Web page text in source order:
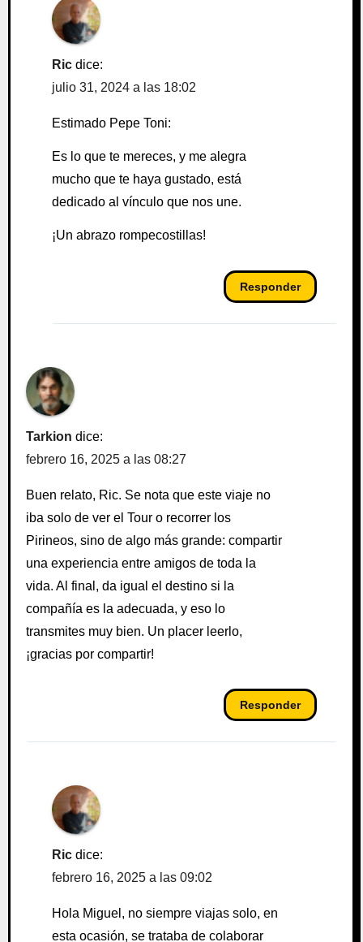
Ric dice:
julio 31, 2024 a las 18:02
Estimado Pepe Toni:
Es lo que te mereces, y me alegra
mucho que te haya gustado, está
dedicado al vínculo que nos une.
¡Un abrazo rompecostillas!
Responder
Tarkion dice:
febrero 16, 2025 a las 08:27
Buen relato, Ric. Se nota que este viaje no
iba solo de ver el Tour o recorrer los
Pirineos, sino de algo más grande: compartir
una experiencia entre amigos de toda la
vida. Al final, da igual el destino si la
compañía es la adecuada, y eso lo
transmites muy bien. Un placer leerlo,
¡gracias por compartir!
Responder
Ric dice:
febrero 16, 2025 a las 09:02
Hola Miguel, no siempre viajas solo, en
esta ocasión, se trataba de colaborar